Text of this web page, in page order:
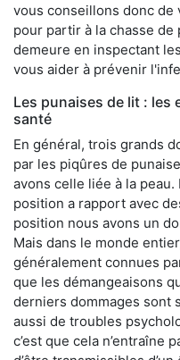
vous conseillons donc de
pour partir à la chasse
demeure en inspectant
vous aider à prévenir
Les punaises de lit : les
santé
En général, trois grands
par les piqûres de
avons celle liée à la
position a rapport avec
position nous avons un
Mais dans le monde
généralement connues
que les démangeaisons
derniers dommages sont
aussi de troubles
c’est que cela n’entraîne